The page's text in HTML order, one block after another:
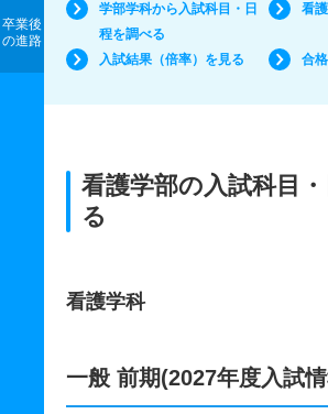
卒業後
の進路
学部学科から入試科目・日
程を調べる
看
入試結果（倍率）を見る 合
看護学部の入試科目
る
看護学科
一般 前期(2027年度入試